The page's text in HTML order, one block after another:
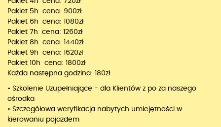
Pakiet 5h cena: 900zł
Pakiet 6h cena: 1080zł
Pakiet 7h cena: 1260zł
Pakiet 8h cena: 1440zł
Pakiet 9h cena: 1620zł
Pakiet 10h cena: 1800zł
Każda następna godzina: 180zł
• Szkolenie Uzupełniające - dla Klientów z po za naszego
ośrodka
• Szczegółowa weryfikacja nabytych umiejętności w
kierowaniu pojazdem